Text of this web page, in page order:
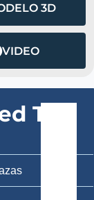
3D
VIDEO
TCe